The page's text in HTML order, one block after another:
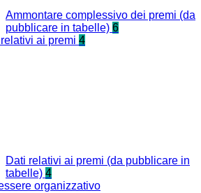
Ammontare complessivo dei premi (da
pubblicare in tabelle) 6
ai premi 4
Dati relativi ai premi (da pubblicare in
tabelle) 4
organizzativo